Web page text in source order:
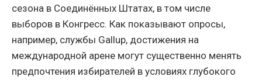
сезона в Соединённых Штатах, в том числе
выборов в Конгресс. Как показывают опросы,
например, службы Gallup, достижения на
международной арене могут существенно менять
предпочтения избирателей в условиях глубокого